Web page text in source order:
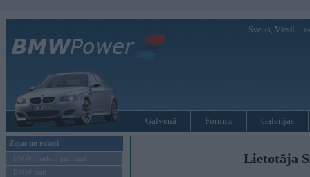
Sveiks, Viesi!
Galvenā Forums Galerijas
Ziņas un raksti
BMW modeļu jaunumi
BMW testi
Lietotāja